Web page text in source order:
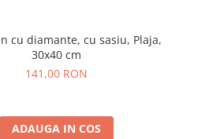
cu diamante, cu sasiu, Plaja,
30x40 cm
141,00 RON
ADAUGA IN COS